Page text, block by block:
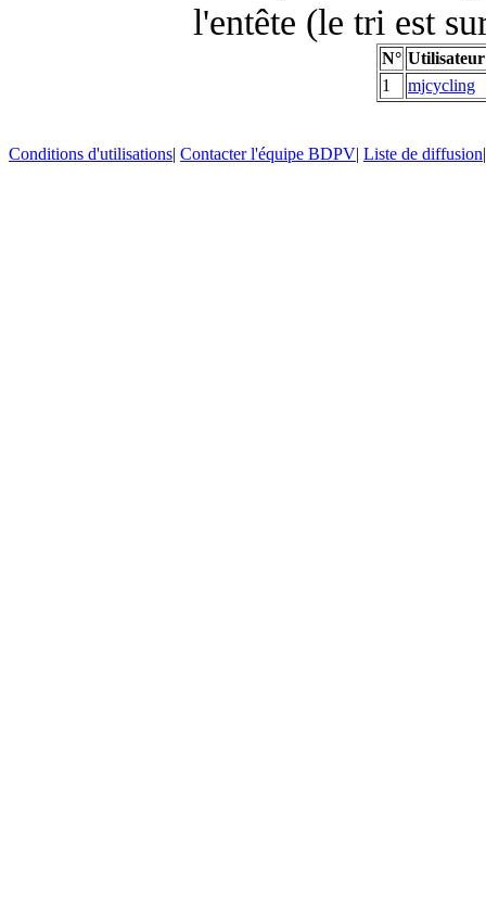
l'entête (le tri est
N° Utilisateur
1
mjcycling
Conditions d'utilisations| Contacter l'équipe BDPV| Liste de diffusion